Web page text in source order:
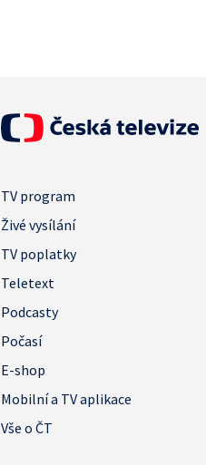
TV program
Živé vysílání
TV poplatky
Teletext
Podcasty
Počasí
E-shop
Mobilní a TV aplikace
Vše o ČT